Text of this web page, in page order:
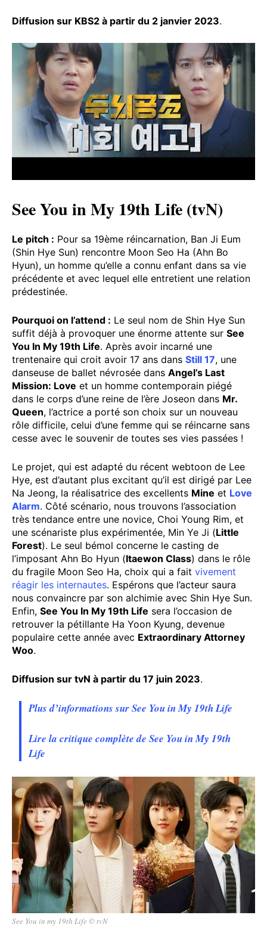
Diffusion sur KBS2 à partir du 2 janvier 2023.
See You in My 19th Life (tvN)
Le pitch : Pour sa 19ème réincarnation, Ban Ji Eum
(Shin Hye Sun) rencontre Moon Seo Ha (Ahn Bo
Hyun), un homme qu’elle a connu enfant dans sa vie
précédente et avec lequel elle entretient une relation
prédestinée.
Pourquoi on l’attend : Le seul nom de Shin Hye Sun
suffit déjà à provoquer une énorme attente sur See
You In My 19th Life. Après avoir incarné une
trentenaire qui croit avoir 17 ans dans Still 17, une
danseuse de ballet névrosée dans Angel’s Last
Mission: Love et un homme contemporain piégé
dans le corps d’une reine de l’ère Joseon dans Mr.
Queen, l’actrice a porté son choix sur un nouveau
rôle difficile, celui d’une femme qui se réincarne sans
cesse avec le souvenir de toutes ses vies passées !
Le projet, qui est adapté du récent webtoon de Lee
Hye, est d’autant plus excitant qu’il est dirigé par Lee
Na Jeong, la réalisatrice des excellents Mine et Love
Alarm. Côté scénario, nous trouvons l’association
très tendance entre une novice, Choi Young Rim, et
une scénariste plus expérimentée, Min Ye Ji (Little
Forest). Le seul bémol concerne le casting de
l’imposant Ahn Bo Hyun (Itaewon Class) dans le rôle
du fragile Moon Seo Ha, choix qui a fait vivement
réagir les internautes. Espérons que l’acteur saura
nous convaincre par son alchimie avec Shin Hye Sun.
Enfin, See You In My 19th Life sera l’occasion de
retrouver la pétillante Ha Yoon Kyung, devenue
populaire cette année avec Extraordinary Attorney
Woo.
Diffusion sur tvN à partir du 17 juin 2023.
Plus d’informations sur See You in My 19th Life
Lire la critique complète de See You in My 19th
Life
See You in my 19th Life © tvN